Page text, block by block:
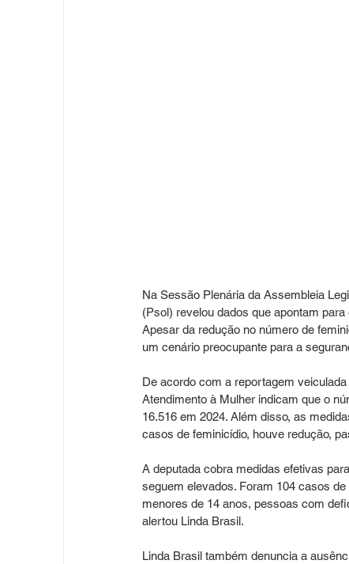
Na Sessão Plenária da Assembleia
(Psol) revelou dados que apontam
Apesar da redução no número de
um cenário preocupante para a
De acordo com a reportagem
Atendimento à Mulher indicam que o
16.516 em 2024. Além disso, as
casos de feminicídio, houve redução,
A deputada cobra medidas efetivas
seguem elevados. Foram 104 casos
menores de 14 anos, pessoas com
alertou Linda Brasil.
Linda Brasil também denuncia a